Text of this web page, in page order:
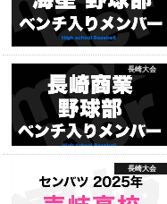
長崎大会
長崎大会